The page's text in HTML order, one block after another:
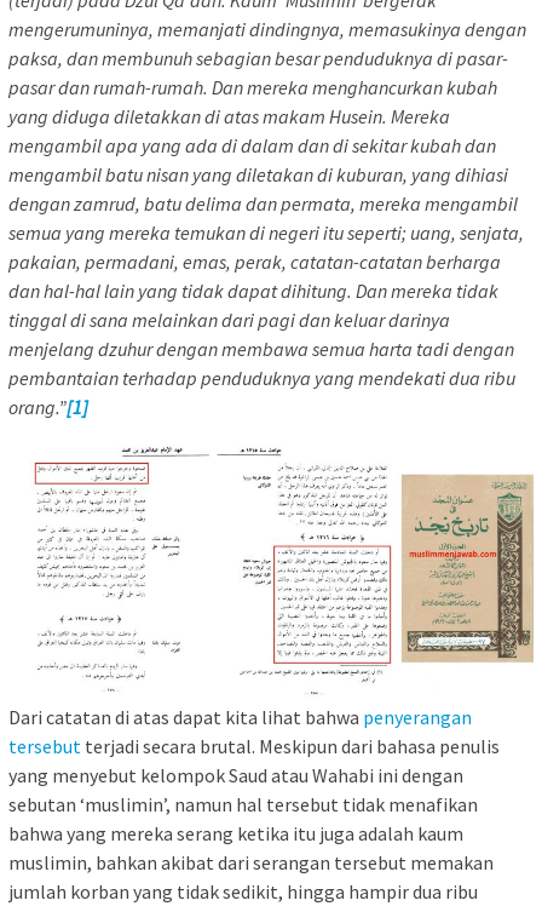
mengerumuninya, memanjati dindingnya, memasukinya dengan
paksa, dan membunuh sebagian besar penduduknya di pasar-
pasar dan rumah-rumah. Dan mereka menghancurkan kubah
yang diduga diletakkan di atas makam Husein. Mereka
mengambil apa yang ada di dalam dan di sekitar kubah dan
mengambil batu nisan yang diletakan di kuburan, yang dihiasi
dengan zamrud, batu delima dan permata, mereka mengambil
semua yang mereka temukan di negeri itu seperti; uang, senjata,
pakaian, permadani, emas, perak, catatan-catatan berharga
dan hal-hal lain yang tidak dapat dihitung. Dan mereka tidak
tinggal di sana melainkan dari pagi dan keluar darinya
menjelang dzuhur dengan membawa semua harta tadi dengan
pembantaian terhadap penduduknya yang mendekati dua ribu
orang.”[1]
Dari catatan di atas dapat kita lihat bahwa penyerangan
tersebut terjadi secara brutal. Meskipun dari bahasa penulis
yang menyebut kelompok Saud atau Wahabi ini dengan
sebutan ‘muslimin’, namun hal tersebut tidak menafikan
bahwa yang mereka serang ketika itu juga adalah kaum
muslimin, bahkan akibat dari serangan tersebut memakan
jumlah korban yang tidak sedikit, hingga hampir dua ribu